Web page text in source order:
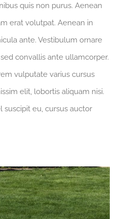
quis non purus. Aenean
erat volutpat. Aenean in
ante. Vestibulum ornare
convallis ante ullamcorper.
vulputate varius cursus
elit, lobortis aliquam nisi.
suscipit eu, cursus auctor